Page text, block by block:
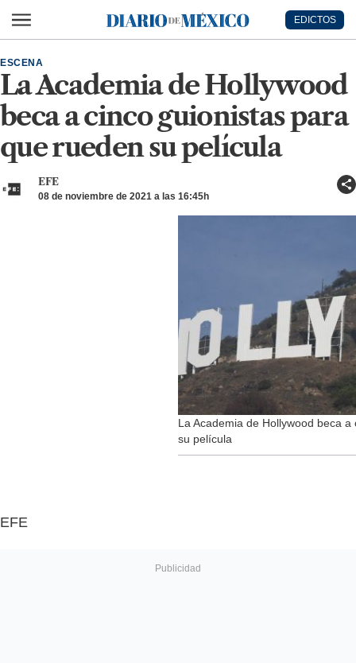
Diario de México
EDICTOS
La Academia de Hollywood
beca a cinco guionistas para
que rueden su película
ESCENA
EFE
08 de noviembre de 2021 a las 16:45h
La Academia de Hollywood beca
su película
EFE